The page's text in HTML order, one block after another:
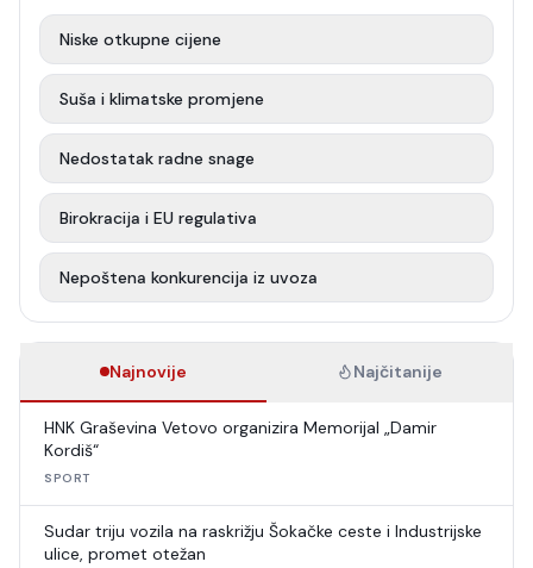
Niske otkupne cijene
Suša i klimatske promjene
Nedostatak radne snage
Birokracija i EU regulativa
Nepoštena konkurencija iz uvoza
Najnovije Najčitanije
HNK Graševina Vetovo organizira Memorijal „Damir
Kordiš“
SPORT
Sudar triju vozila na raskrižju Šokačke ceste i Industrijske
ulice, promet otežan